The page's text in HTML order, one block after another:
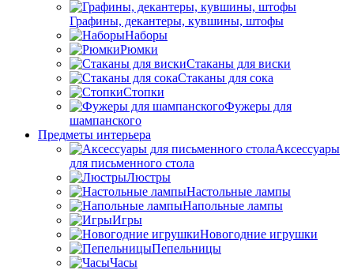
Графины, декантеры, кувшины, штофы
Наборы
Рюмки
Стаканы для виски
Стаканы для сока
Стопки
Фужеры для
шампанского
Предметы интерьера
Аксессуары
для письменного стола
Люстры
Настольные лампы
Напольные лампы
Игры
Новогодние игрушки
Пепельницы
Часы